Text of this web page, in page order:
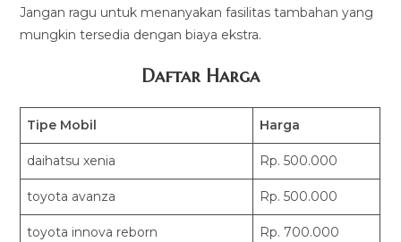
Jangan ragu untuk menanyakan fasilitas tambahan yang
mungkin tersedia dengan biaya ekstra.
Daftar Harga
Tipe Mobil Harga
daihatsu xenia Rp. 500.000
toyota avanza Rp. 500.000
toyota innova reborn Rp. 700.000